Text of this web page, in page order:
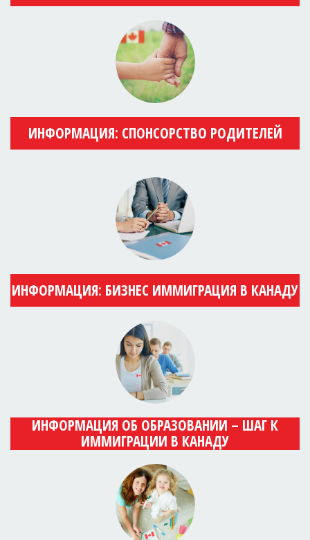
ИНФОРМАЦИЯ: СПОНСОРСТВО РОДИТЕЛЕЙ
ИНФОРМАЦИЯ: БИЗНЕС ИММИГРАЦИЯ В КАНАДУ
ИНФОРМАЦИЯ ОБ ОБРАЗОВАНИИ – ШАГ К
ИММИГРАЦИИ В КАНАДУ